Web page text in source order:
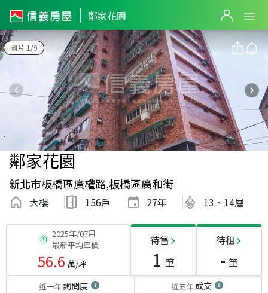
鄰家花園
圖片 1/9
鄰家花園
新北市板橋區廣權路,板橋區廣和街
大樓 156戶 27年 13、14層
2025年/07月
最新平均單價
56.6 萬/坪
待售
1 筆
待租
- 筆
近一年詢問度 近五年成交